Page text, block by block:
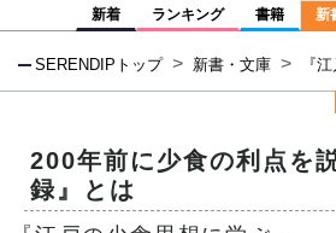
新着 ランキング 書籍 新
SERENDIPトップ 新書・文庫 『
200年前に少食の利点を
録』とは